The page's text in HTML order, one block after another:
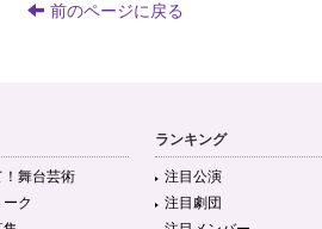
前のページに戻る
！舞台芸術
ク
ランキング
注目公演
注目劇団